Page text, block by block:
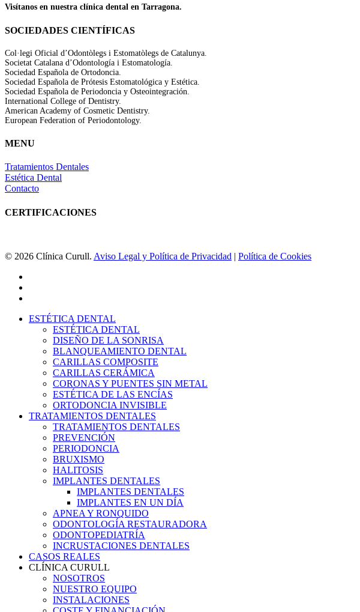
Visítanos en nuestra clínica dental en Tarragona.
SOCIEDADES CIENTÍFICAS
Col·legi Oficial d’Odontòlegs i Estomatòlegs de Catalunya.
Societat Catalana d’Odontología i Estomatología.
Sociedad Española de Ortodoncia.
Sociedad Española de Prótesis Estomatológica y Estética.
Sociedad Española de Periodoncia y Osteointegración.
International College of Dentistry.
American Academy of Cosmetic Dentistry.
European Federation of Periodontology.
MENU
Tratamientos Dentales
Estética Dental
Contacto
CERTIFICACIONES
© 2026 Clínica Curull. Aviso Legal y Política de Privacidad | Política de Cookies
Close
ESTÉTICA DENTAL
ESTÉTICA DENTAL
DISEÑO DE LA SONRISA
BLANQUEAMIENTO DENTAL
CARILLAS COMPOSITE
CARILLAS CERÁMICA
CORONAS Y PUENTES SIN METAL
ESTÉTICA DE LAS ENCÍAS
ORTODONCIA INVISIBLE
TRATAMIENTOS DENTALES
TRATAMIENTOS DENTALES
PREVENCIÓN
PERIODONCIA
BRUXISMO
HALITOSIS
IMPLANTES DENTALES
IMPLANTES DENTALES
IMPLANTES EN UN DÍA
APNEA Y RONQUIDO
ODONTOLOGÍA RESTAURADORA
ODONTOPEDIATRÍA
INCRUSTACIONES DENTALES
CASOS REALES
CLÍNICA CURULL
NOSOTROS
NUESTRO EQUIPO
INSTALACIONES